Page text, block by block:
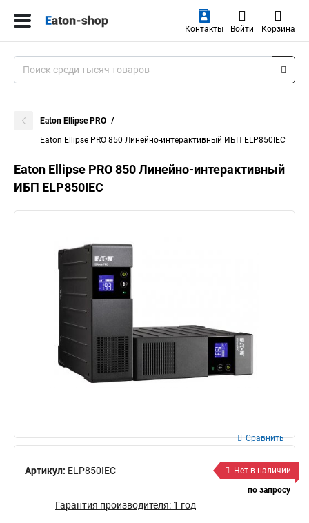
Контакты Войти Корзина
Eaton Ellipse PRO
Eaton Ellipse PRO 850 Линейно-интерактивный ИБП ELP850IEC
Eaton Ellipse PRO 850 Линейно-интерактивный
ИБП ELP850IEC
Артикул: ELP850IEC
Сравнить
Нет в наличии
по запросу
Гарантия производителя: 1 год